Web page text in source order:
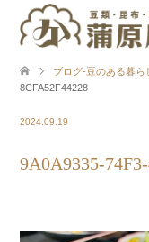
ブログ-豆のある暮ら
8CFA52F44228
2024.09.19
9A0A9335-